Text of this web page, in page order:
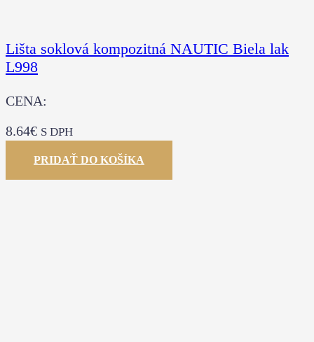
Lišta soklová kompozitná NAUTIC Biela lak
L998
CENA:
8.64€ S DPH
PRIDAŤ DO KOŠÍKA